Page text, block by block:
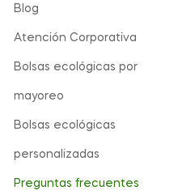
Blog
Atención Corporativa
Bolsas ecológicas por
mayoreo
Bolsas ecológicas
personalizadas
Preguntas frecuentes